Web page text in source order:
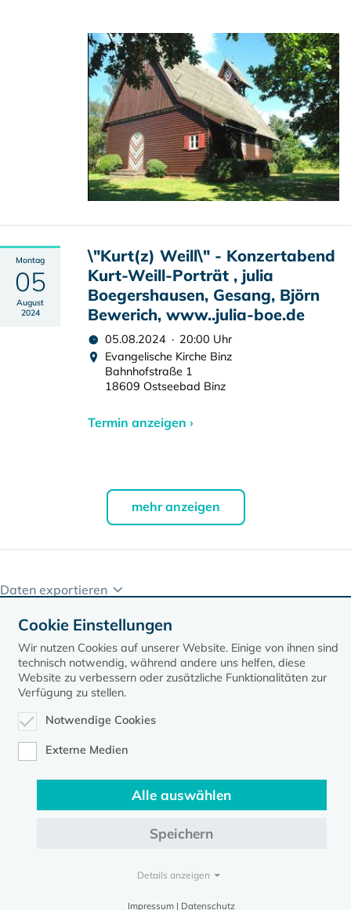
Montag
05
August
2024
\"Kurt(z) Weill\" - Konzertabend
Kurt-Weill-Porträt , julia
Boegershausen, Gesang, Björn
Bewerich, www..julia-boe.de
05.08.2024 · 20:00 Uhr
Evangelische Kirche Binz
Bahnhofstraße 1
18609 Ostseebad Binz
Termin anzeigen ›
mehr anzeigen
Daten exportieren
Kontakt
Evangelische Kirche in Mecklenburg-Vorpommern © 2026
Cookie Einstellungen
Wir nutzen Cookies auf unserer Website. Einige von ihnen sind
technisch notwendig, während andere uns helfen, diese
Website zu verbessern oder zusätzliche Funktionalitäten zur
Verfügung zu stellen.
Notwendige Cookies
Externe Medien
Alle auswählen
Speichern
Details anzeigen
Impressum | Datenschutz